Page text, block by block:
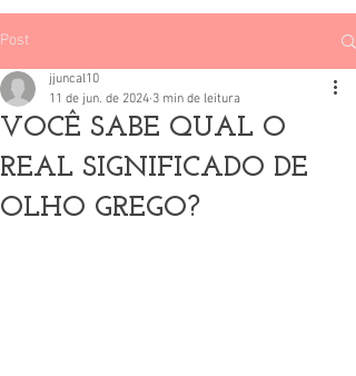
Post
VOCÊ SABE QUAL O
REAL SIGNIFICADO DE
OLHO GREGO?
jjuncal10
11 de jun. de 2024 3 min de leitura